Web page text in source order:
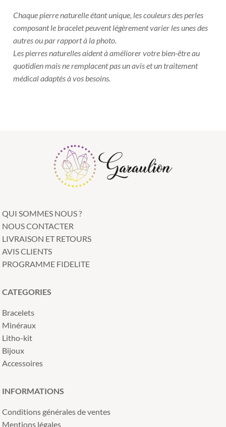
Chaque pierre naturelle étant unique, les couleurs des perles
composant le bracelet peuvent légèrement varier les unes des
autres ou par rapport à la photo.
Les pierres naturelles aident à améliorer votre bien-être au
quotidien mais ne remplacent pas un avis et un traitement
médical adaptés à vos besoins.
QUI SOMMES NOUS ?
NOUS CONTACTER
LIVRAISON ET RETOURS
AVIS CLIENTS
PROGRAMME FIDELITE
CATEGORIES
Bracelets
Minéraux
Litho-kit
Bijoux
Accessoires
INFORMATIONS
Conditions générales de ventes
Mentions légales